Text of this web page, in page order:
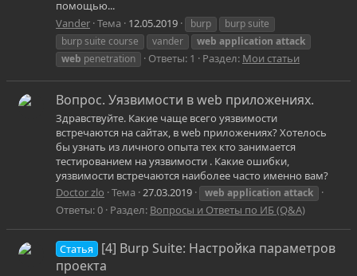
помощью...
Vander Тема 12.05.2019 burp
burp suite
burp suite course
vander web application attack
web penetration Ответы: 1 Раздел: Мои статьи
Вопрос. Уязвимости в web приложениях.
Здравствуйте. Какие чаще всего уязвимости
встречаются на сайтах, в web приложениях? Хотелось
бы узнать из личного опыта тех кто занимается
тестированием на уязвимости . Какие ошибки,
уязвимости встречаются наиболее часто именно вам?
Doctor zlo Тема 27.03.2019 web application attack
Ответы: 0 Раздел: Вопросы и Ответы по ИБ (Q&A)
Статья
[4] Burp Suite: Настройка параметров
проекта